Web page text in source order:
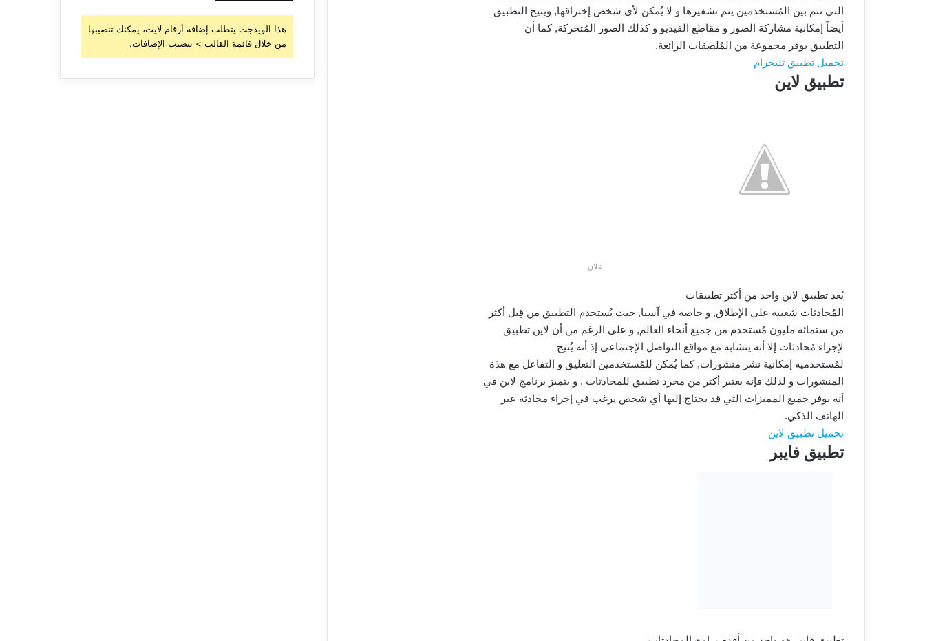
التي تتم بين المُستخدمين يتم تشفيرها و لا يُمكن لأي شخص إختراقها, ويتيح التطبيق
أيضاً إمكانية مشاركة الصور و مقاطع الفيديو و كذلك الصور المُتحركة, كما أن
التطبيق يوفر مجموعة من المُلصقات الرائعة.
تحميل تطبيق تليجرام
تطبيق لاين
إعلان
يُعد تطبيق لاين واحد من أكثر تطبيقات
المُحادثات شعبية على الإطلاق, و خاصة في آسيا, حيث يُستخدم التطبيق من قِبل أكثر
من ستمائة مليون مُستخدم من جميع أنحاء العالم, و على الرغم من أن لاين تطبيق
لإجراء مُحادثات إلا أنه يتشابه مع مواقع التواصل الإجتماعي إذ أنه يُتيح
لمُستخدميه إمكانية نشر منشورات, كما يُمكن للمُستخدمين التعليق و التفاعل مع هذة
المنشورات و لذلك فإنه يعتبر أكثر من مجرد تطبيق للمحادثات , و يتميز برنامج لاين في
أنه يوفر جميع المميزات التي قد يحتاج إليها أي شخص يرغب في إجراء محادثة عبر
الهاتف الذكي.
تحميل تطبيق لاين
تطبيق فايبر
هذا الويدجت يتطلب إضافة أرقام لايت، يمكنك تنصيبها
من خلال قائمة القالب > تنصيب الإضافات.